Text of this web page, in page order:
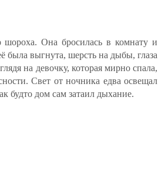
шороха. Она бросилась в комнату и
была выгнута, шерсть на дыбы, глаза
на девочку, которая мирно спала,
Свет от ночника едва освещал
будто дом сам затаил дыхание.